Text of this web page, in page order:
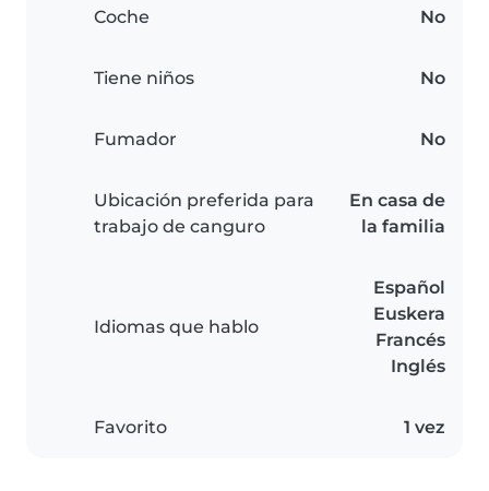
Coche No
Tiene niños No
Fumador No
Ubicación preferida para
trabajo de canguro
En casa de
la familia
Idiomas que hablo
Español
Euskera
Francés
Inglés
Favorito 1 vez